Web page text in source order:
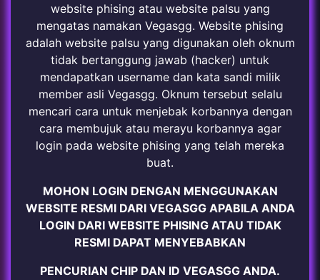
website phising atau website palsu yang
mengatas namakan Vegasgg. Website phising
adalah website palsu yang digunakan oleh oknum
tidak bertanggung jawab (hacker) untuk
mendapatkan username dan kata sandi milik
member asli Vegasgg. Oknum tersebut selalu
mencari cara untuk menjebak korbannya dengan
cara membujuk atau merayu korbannya agar
login pada website phising yang telah mereka
buat.
MOHON LOGIN DENGAN MENGGUNAKAN
WEBSITE RESMI DARI VEGASGG APABILA ANDA
LOGIN DARI WEBSITE PHISING ATAU TIDAK
RESMI DAPAT MENYEBABKAN
PENCURIAN CHIP DAN ID VEGASGG ANDA.